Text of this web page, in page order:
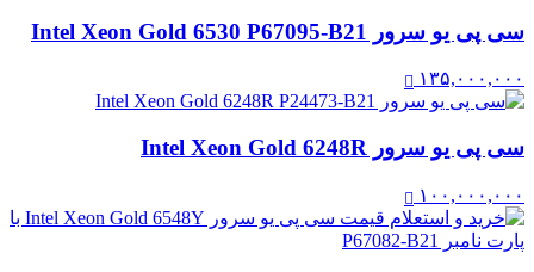
سی پی یو سرور Intel Xeon Gold 6530 P67095-B21
۱۳۵,۰۰۰,۰۰۰
سی پی یو سرور Intel Xeon Gold 6248R
۱۰۰,۰۰۰,۰۰۰